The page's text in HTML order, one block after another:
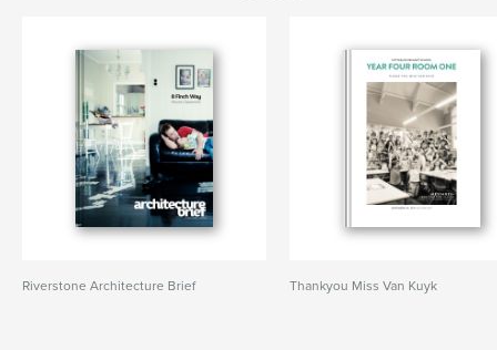
Riverstone Architecture Brief Thankyou Miss Van Kuyk